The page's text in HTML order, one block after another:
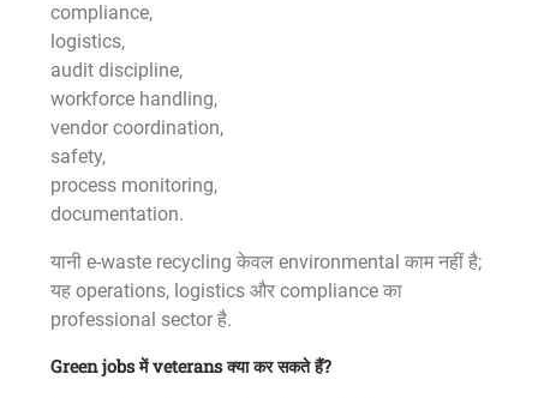
compliance,
logistics,
audit discipline,
workforce handling,
vendor coordination,
safety,
process monitoring,
documentation.
यानी e-waste recycling केवल environmental काम नहीं है;
यह operations, logistics और compliance का
professional sector है.
Green jobs में veterans क्या कर सकते हैं?